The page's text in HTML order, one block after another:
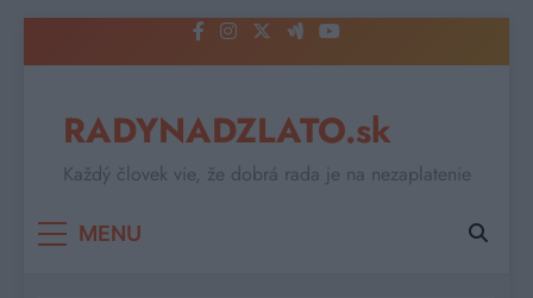
to
RADYNADZLATO.sk
Každý človek vie, že dobrá rada je na nezaplatenie
MENU